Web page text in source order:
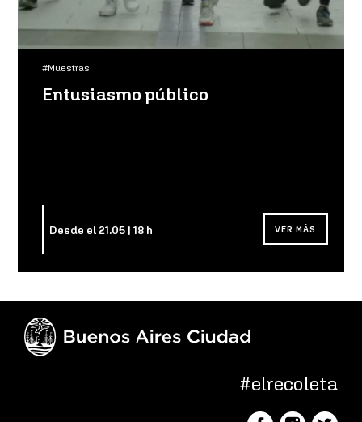
#Muestras
Entusiasmo público
Desde el 21.05 | 18 h VER MÁS
#elrecoleta